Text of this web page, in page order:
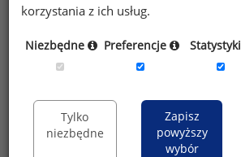
Zarobki w Polsce
Zobacz więcej infografik
korzystania z ich usług.
Niezbędne Preferencje Statystyki
Tylko
niezbędne
Zapisz
powyższy
wybór